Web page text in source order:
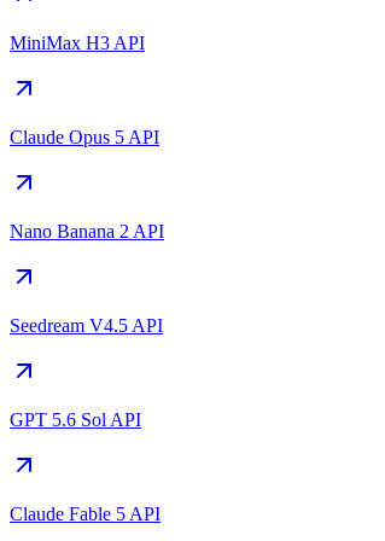
MiniMax H3 API
Claude Opus 5 API
Nano Banana 2 API
Seedream V4.5 API
GPT 5.6 Sol API
Claude Fable 5 API